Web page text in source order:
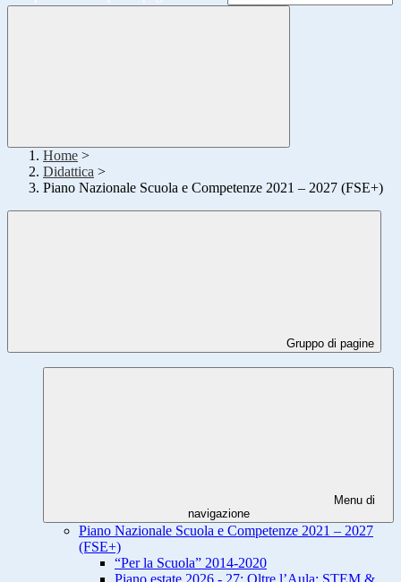
Home >
Didattica >
Piano Nazionale Scuola e Competenze 2021 – 2027 (FSE+)
Gruppo di pagine
Menu di
navigazione
Piano Nazionale Scuola e Competenze 2021 – 2027
(FSE+)
“Per la Scuola” 2014-2020